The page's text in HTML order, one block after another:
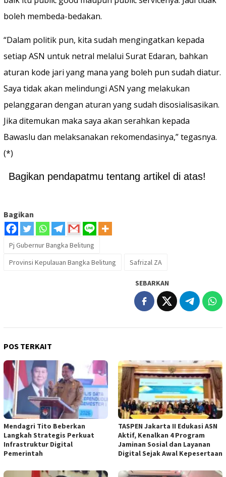
boleh membeda-bedakan.
“Dalam politik pun, kita sudah mengingatkan kepada
setiap ASN untuk netral melalui Surat Edaran, bahkan
aturan kode jari yang mana yang boleh pun sudah diatur.
Saya tidak akan melindungi ASN yang melakukan
pelanggaran dengan aturan yang sudah disosialisasikan.
Jika ditemukan maka saya akan serahkan kepada
Bawaslu dan melaksanakan rekomendasinya,” tegasnya.
(*)
Bagikan pendapatmu tentang artikel di atas!
Bagikan
Pj Gubernur Bangka Belitung
Provinsi Kepulauan Bangka Belitung
Safrizal ZA
SEBARKAN
POS TERKAIT
Mendagri Tito Beberkan
Langkah Strategis Perkuat
Infrastruktur Digital
Pemerintah
TASPEN Jakarta II Edukasi ASN
Aktif, Kenalkan 4 Program
Jaminan Sosial dan Layanan
Digital Sejak Awal Kepesertaan